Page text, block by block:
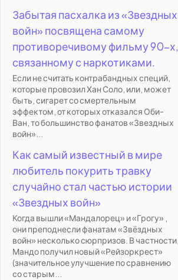
Забытая пасхалка из «Звездных
войн» посвящена самому
противоречивому фильму 90-х,
связанному с наркотиками.
Если не считать контрабандных специй,
которые провозил Хан Соло, или, может
быть, сигарет со смертельным
эффектом, от которых отказался Оби-
Ван, то большинство фанатов «Звездных
войн»...
Как самый известный в мире
любитель покурить травку
случайно стал частью истории
«Звездных войн»
Когда вышли «Мандалорец» и «Грогу» ,
они преподнесли фанатам «Звёздных
войн» несколько сюрпризов. В частности,
Мандо получил новый «Рейзоркрест»
(значительное улучшение по сравнению
со старым...